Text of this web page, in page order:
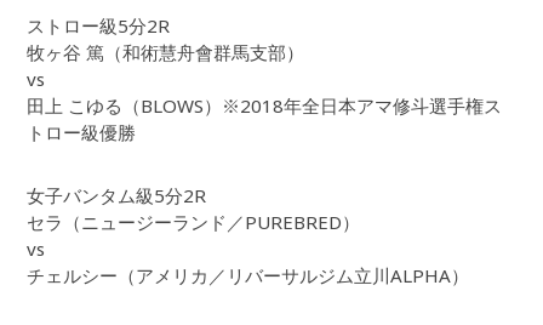
ストロー級5分2R
牧ヶ谷 篤（和術慧舟會群馬支部）
vs
田上 こゆる（BLOWS）※2018年全日本アマ修斗選手権ス
トロー級優勝
女子バンタム級5分2R
セラ（ニュージーランド／PUREBRED）
vs
チェルシー（アメリカ／リバーサルジム立川ALPHA）